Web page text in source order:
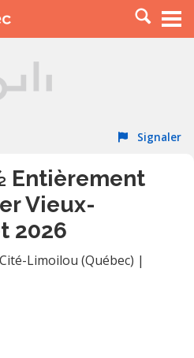
Signaler
Entièrement
Vieux-
2026
Limoilou (Québec) |